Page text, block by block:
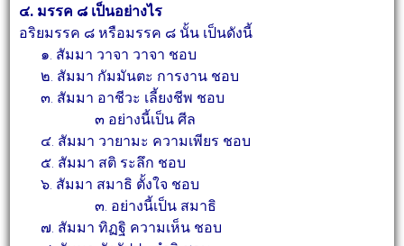
๔. มรรค ๘ เป็นอย่างไร
อริยมรรค ๘ หรือมรรค ๘ นั้น เป็นดังนี้
๑. สัมมา วาจา วาจา ชอบ
๒. สัมมา กัมมันตะ การงาน ชอบ
๓. สัมมา อาชีวะ เลี้ยงชีพ ชอบ
๓ อย่างนี้เป็น ศีล
๔. สัมมา วายามะ ความเพียร ชอบ
๕. สัมมา สติ ระลึก ชอบ
๖. สัมมา สมาธิ ตั้งใจ ชอบ
๓. อย่างนี้เป็น สมาธิ
๗. สัมมา ทิฏฐิ ความเห็น ชอบ